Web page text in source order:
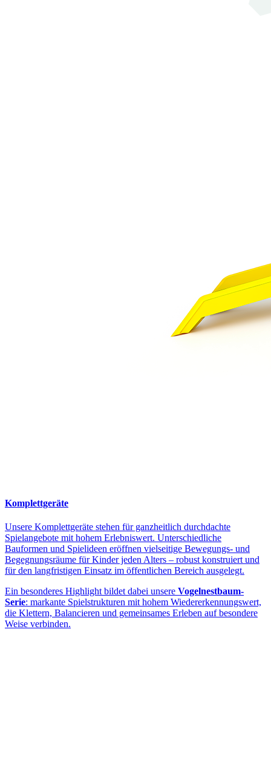
Komplettgeräte
Unsere Komplettgeräte stehen für ganzheitlich durchdachte
Spielangebote mit hohem Erlebniswert. Unterschiedliche
Bauformen und Spielideen eröffnen vielseitige Bewegungs- und
Begegnungsräume für Kinder jeden Alters – robust konstruiert und
für den langfristigen Einsatz im öffentlichen Bereich ausgelegt.
Ein besonderes Highlight bildet dabei unsere Vogelnestbaum-
Serie: markante Spielstrukturen mit hohem Wiedererkennungswert,
die Klettern, Balancieren und gemeinsames Erleben auf besondere
Weise verbinden.